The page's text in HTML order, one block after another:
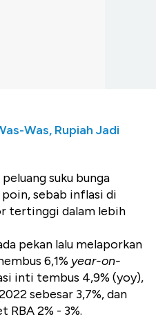
Was, Rupiah Jadi
suku bunga
sebab inflasi di
tertinggi dalam lebih
pekan lalu melaporkan
6,1% year-on-
inti tembus 4,9% (yoy),
sebesar 3,7%, dan
RBA 2% - 3%.